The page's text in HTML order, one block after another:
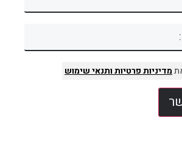
מדיניות פרטיותותנאי שימוש